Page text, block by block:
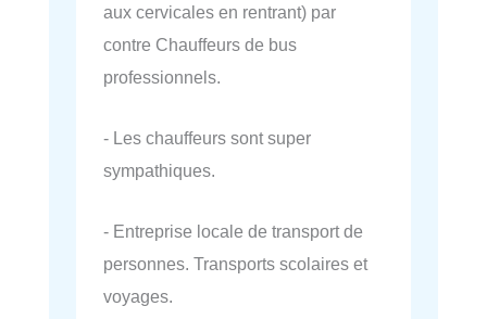
aux cervicales en rentrant) par
contre Chauffeurs de bus
professionnels.
- Les chauffeurs sont super
sympathiques.
- Entreprise locale de transport de
personnes. Transports scolaires et
voyages.